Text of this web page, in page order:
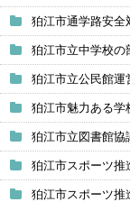
狛江市通学路安全
狛江市立中学校の
狛江市立公民館運
狛江市魅力ある学
狛江市立図書館協
狛江市スポーツ推
狛江市スポーツ推